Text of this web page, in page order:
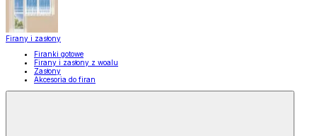
Firany i zasłony
Firanki gotowe
Firany i zasłony z woalu
Zasłony
Akcesoria do firan